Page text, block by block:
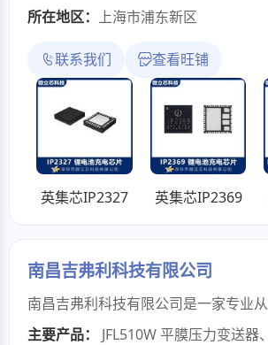
所在地区： 上海市浦东新区
联系我们 查看旺铺
英集芯IP2327 英集芯IP2369
南昌吉弗利科技有限公司
主要产品：
JFL510W 平膜压力变送器、